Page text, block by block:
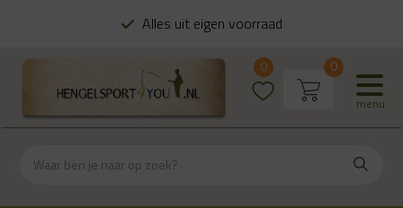
Alles uit eigen voorraad
menu
0 0